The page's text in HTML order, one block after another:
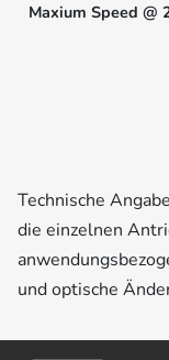
Maxium Speed @
Technische
die einzelnen
und optische